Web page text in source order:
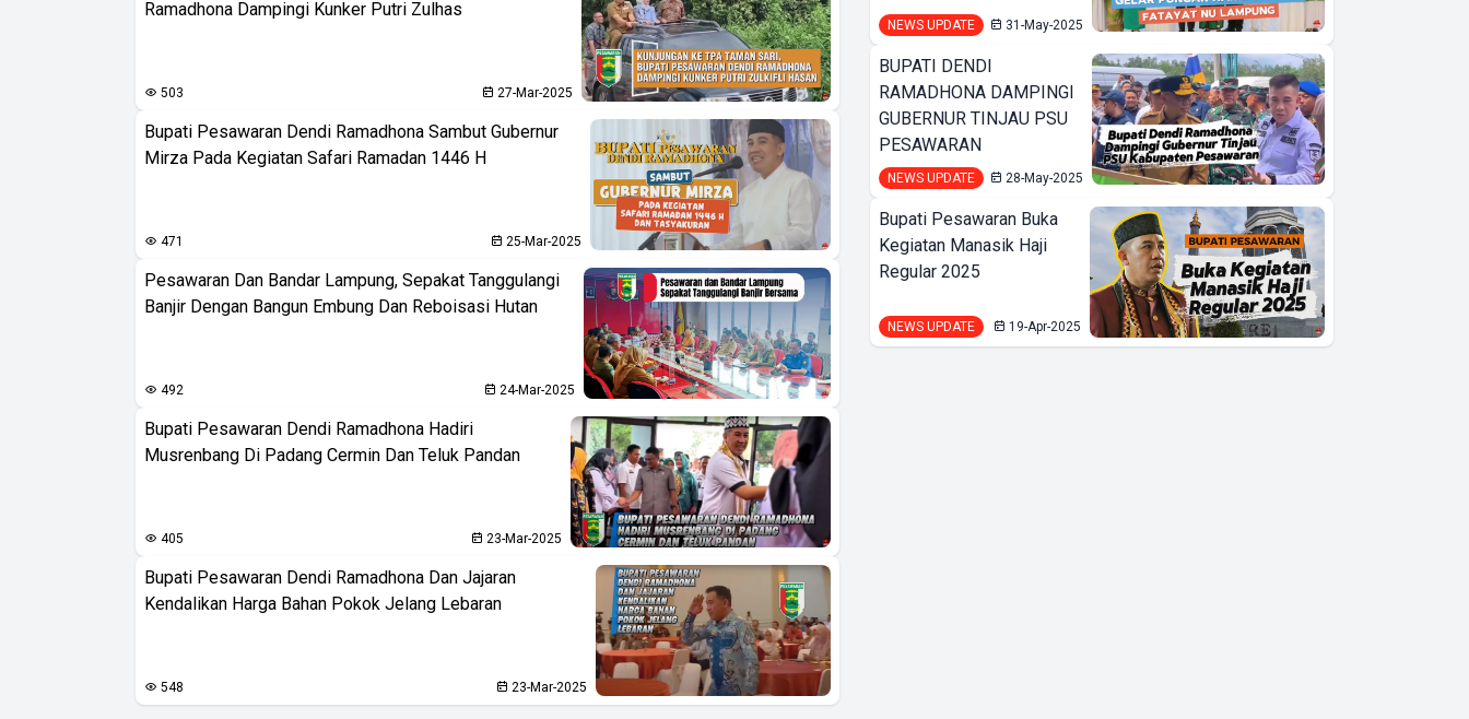
Ramadhona Dampingi Kunker Putri Zulhas
503 27-Mar-2025
Bupati Pesawaran Dendi Ramadhona Sambut Gubernur
Mirza Pada Kegiatan Safari Ramadan 1446 H
471 25-Mar-2025
Pesawaran Dan Bandar Lampung, Sepakat Tanggulangi
Banjir Dengan Bangun Embung Dan Reboisasi Hutan
492 24-Mar-2025
Bupati Pesawaran Dendi Ramadhona Hadiri
Musrenbang Di Padang Cermin Dan Teluk Pandan
405 23-Mar-2025
Bupati Pesawaran Dendi Ramadhona Dan Jajaran
Kendalikan Harga Bahan Pokok Jelang Lebaran
548 23-Mar-2025
NEWS UPDATE 31-May-2025
BUPATI DENDI
RAMADHONA DAMPINGI
GUBERNUR TINJAU PSU
PESAWARAN
NEWS UPDATE 28-May-2025
Bupati Pesawaran Buka
Kegiatan Manasik Haji
Regular 2025
NEWS UPDATE 19-Apr-2025